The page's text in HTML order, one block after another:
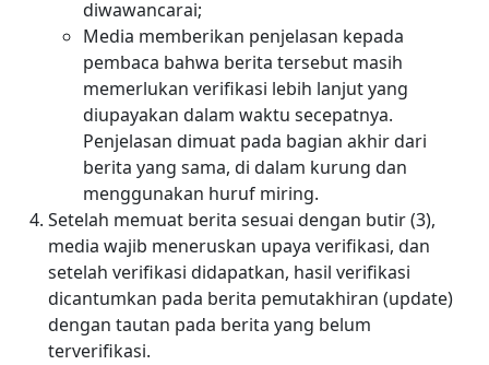
diwawancarai;
Media memberikan penjelasan kepada
pembaca bahwa berita tersebut masih
memerlukan verifikasi lebih lanjut yang
diupayakan dalam waktu secepatnya.
Penjelasan dimuat pada bagian akhir dari
berita yang sama, di dalam kurung dan
menggunakan huruf miring.
Setelah memuat berita sesuai dengan butir (3),
media wajib meneruskan upaya verifikasi, dan
setelah verifikasi didapatkan, hasil verifikasi
dicantumkan pada berita pemutakhiran (update)
dengan tautan pada berita yang belum
terverifikasi.